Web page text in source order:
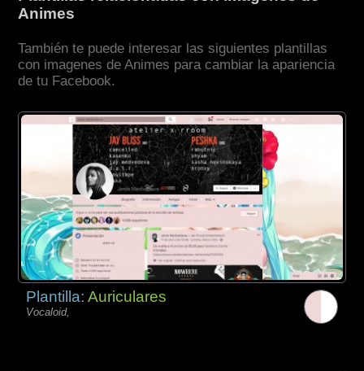
Animes
También te puede interesar las siguientes plantillas
con imagenes de Animes para cambiar la apariencia
de tu Facebook.
Plantilla:Auriculares
Vocaloid,